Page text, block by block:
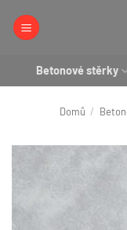
Betonové stěrky
Domů /